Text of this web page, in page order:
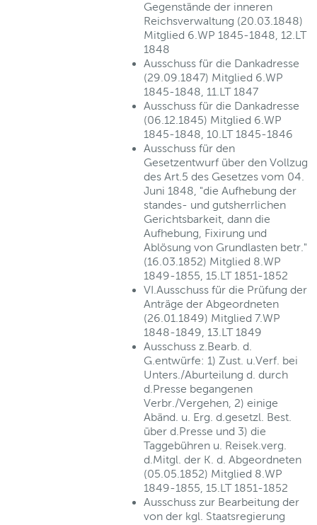
Gegenstände der inneren
Reichsverwaltung (20.03.1848)
Mitglied 6.WP 1845-1848, 12.LT
1848
Ausschuss für die Dankadresse
(29.09.1847) Mitglied 6.WP
1845-1848, 11.LT 1847
Ausschuss für die Dankadresse
(06.12.1845) Mitglied 6.WP
1845-1848, 10.LT 1845-1846
Ausschuss für den
Gesetzentwurf über den Vollzug
des Art.5 des Gesetzes vom 04.
Juni 1848, "die Aufhebung der
standes- und gutsherrlichen
Gerichtsbarkeit, dann die
Aufhebung, Fixirung und
Ablösung von Grundlasten betr."
(16.03.1852) Mitglied 8.WP
1849-1855, 15.LT 1851-1852
VI.Ausschuss für die Prüfung der
Anträge der Abgeordneten
(26.01.1849) Mitglied 7.WP
1848-1849, 13.LT 1849
Ausschuss z.Bearb. d.
G.entwürfe: 1) Zust. u.Verf. bei
Unters./Aburteilung d. durch
d.Presse begangenen
Verbr./Vergehen, 2) einige
Abänd. u. Erg. d.gesetzl. Best.
über d.Presse und 3) die
Taggebühren u. Reisek.verg.
d.Mitgl. der K. d. Abgeordneten
(05.05.1852) Mitglied 8.WP
1849-1855, 15.LT 1851-1852
Ausschuss zur Bearbeitung der
von der kgl. Staatsregierung